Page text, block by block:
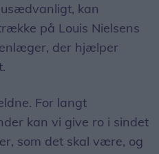
kan
på Louis Nielsens
der hjælper
For langt
kan vi give ro i sindet
som det skal være, og